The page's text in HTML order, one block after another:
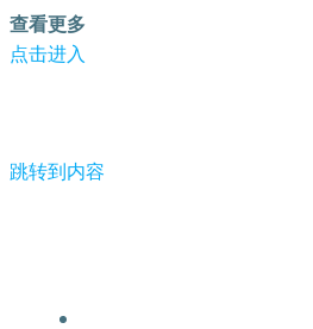
查看更多
点击进入
跳转到内容